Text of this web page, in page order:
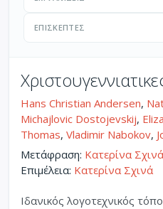
ΕΠΙΣΚΈΠΤΕΣ
Hans Christian Andersen,
Michajlovic Dostojevskij,
Thomas, Vladimir Nabokov,
Μετάφραση: Κατερίνα Σχινά
Επιμέλεια: Κατερίνα Σχινά
Ιδανικός λογοτεχνικός